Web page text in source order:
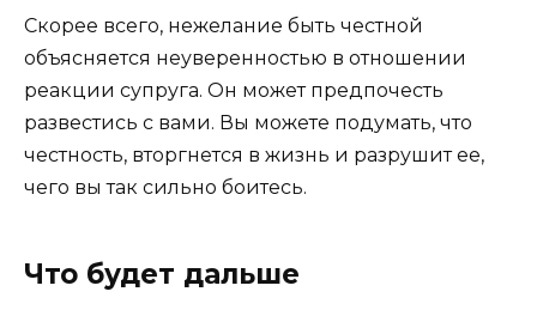
Скорее всего, нежелание быть честной
объясняется неуверенностью в отношении
реакции супруга. Он может предпочесть
развестись с вами. Вы можете подумать, что
честность, вторгнется в жизнь и разрушит ее,
чего вы так сильно боитесь.
Что будет дальше